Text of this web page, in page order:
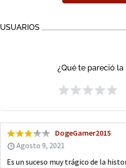
USUARIOS
¿Qué te pareció
DogeGamer2015
Agosto 9, 2021
Es un suceso muy trágico de la